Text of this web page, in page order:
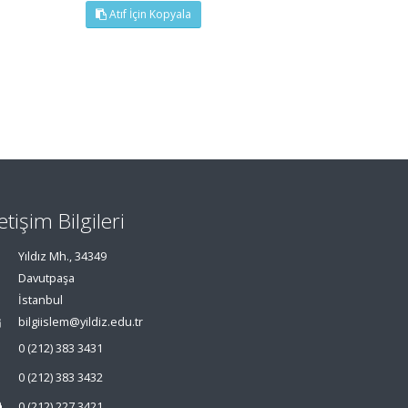
Atıf İçin Kopyala
Bilgileri
Yıldız Mh., 34349
Davutpaşa
İstanbul
bilgiislem@yildiz.edu.tr
0 (212) 383 3431
0 (212) 383 3432